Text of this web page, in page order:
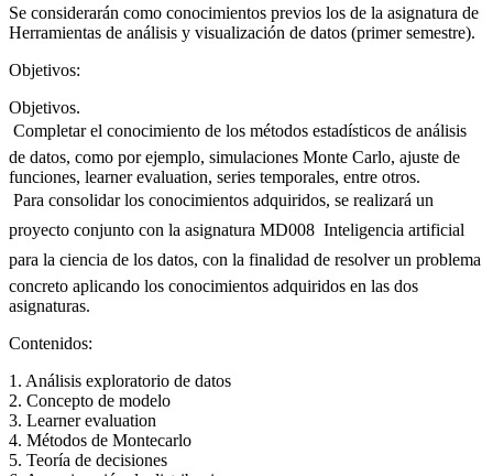
Se considerarán como conocimientos previos los de la asignatura de
Herramientas de análisis y visualización de datos (primer semestre).
Objetivos:
Objetivos.
 Completar el conocimiento de los métodos estadísticos de análisis
de datos, como por ejemplo, simulaciones Monte Carlo, ajuste de
funciones, learner evaluation, series temporales, entre otros.
 Para consolidar los conocimientos adquiridos, se realizará un
proyecto conjunto con la asignatura MD008  Inteligencia artificial
para la ciencia de los datos, con la finalidad de resolver un problema
concreto aplicando los conocimientos adquiridos en las dos
asignaturas.
Contenidos:
1. Análisis exploratorio de datos
2. Concepto de modelo
3. Learner evaluation
4. Métodos de Montecarlo
5. Teoría de decisiones